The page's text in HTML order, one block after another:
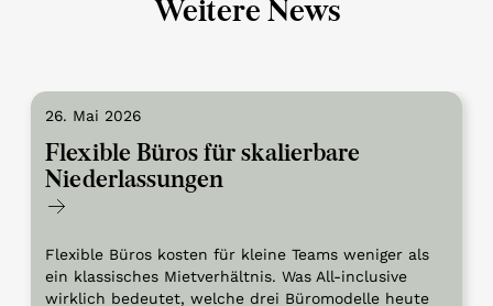
Weitere News
26. Mai 2026
Flexible Büros für skalierbare
Niederlassungen
Flexible Büros kosten für kleine Teams weniger als
ein klassisches Mietverhältnis. Was All-inclusive
wirklich bedeutet, welche drei Büromodelle heute